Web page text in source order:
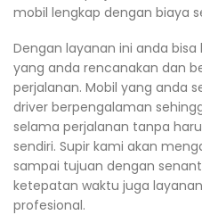
mobil lengkap dengan biaya
Dengan layanan ini anda
yang anda rencanakan dan
perjalanan. Mobil yang anda
driver berpengalaman
selama perjalanan tanpa
sendiri. Supir kami akan
sampai tujuan dengan
ketepatan waktu juga
profesional.